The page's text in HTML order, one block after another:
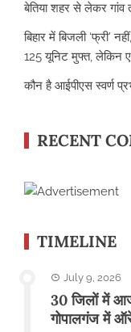
बेतिया शहर से लेकर
बिहार में बिजली ‘फ्री’
125 यूनिट मुफ्त, लेकिन एक
कौन है आईपीएस स्वर्ण
RECENT
TIMELINE
July 9, 2026
30 जिलों में
गोपालगंज में